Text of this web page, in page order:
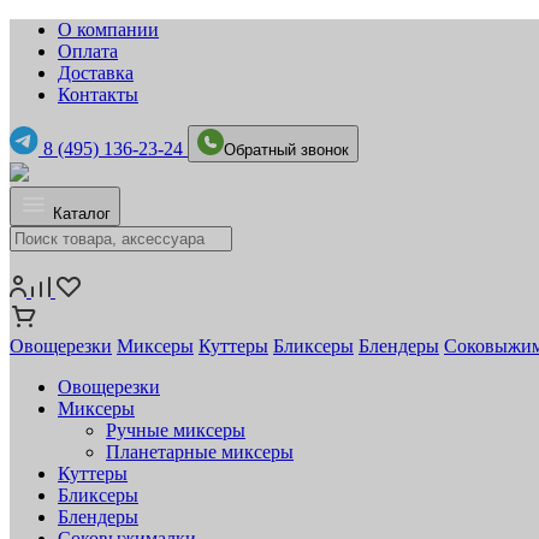
О компании
Оплата
Доставка
Контакты
8 (495) 136-23-24 Обратный звонок
Каталог
Овощерезки Миксеры Куттеры Бликсеры Блендеры
Овощерезки
Миксеры
Ручные миксеры
Планетарные миксеры
Куттеры
Бликсеры
Блендеры